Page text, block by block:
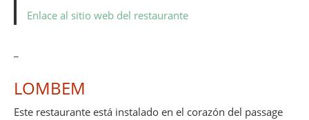
Enlace al sitio web del restaurante
LOMBEM
Este restaurante está instalado en el corazón del passage